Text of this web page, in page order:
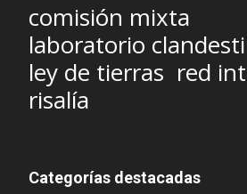
comisión mixta
laboratorio
ley de tierras red
risalía
Categorías destacadas